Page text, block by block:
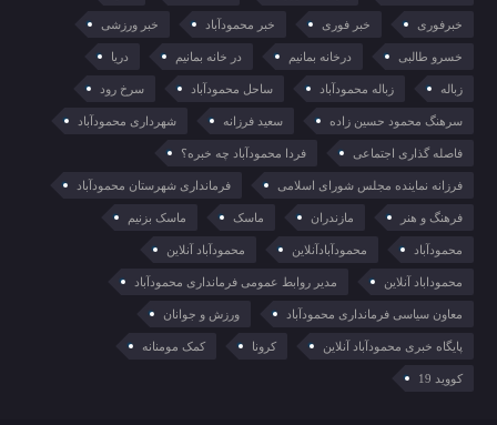
خبرفوری خبر فوری خبر محمودآباد خبر ورزشی
خسرو طالبی درخانه بمانیم در خانه بمانیم دریا
زباله زباله محمودآباد ساحل محمودآباد سرخ رود
سرهنگ محمود حسین زاده سعید فرزانه شهرداری محمودآباد
فاصله گذاری اجتماعی فردا محمودآباد چه خبره؟
فرزانه نماینده مجلس شورای اسلامی فرمانداری شهرستان محمودآباد
فرهنگ و هنر مازندران ماسک ماسک بزنیم
محمودآباد محمودآبادآنلاین محمودآباد آنلاین
محموداباد آنلاین مدیر روابط عمومی فرمانداری محمودآباد
معاون سیاسی فرمانداری محمودآباد ورزش و جوانان
پایگاه خبری محمودآباد آنلاین کرونا کمک مومنانه
کووید 19